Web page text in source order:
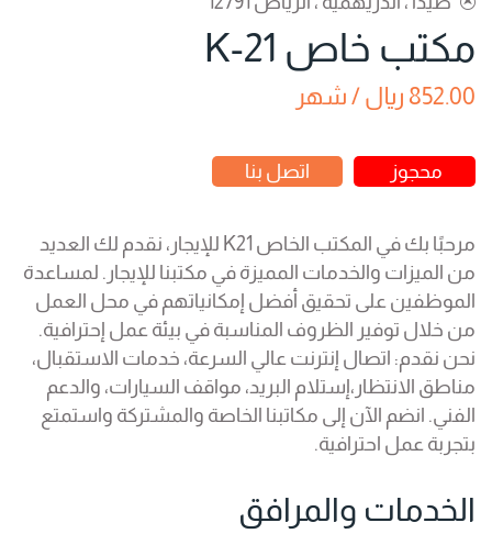
مكتب خاص K-21
852.00 ريال / شهر
محجوز اتصل بنا
مرحبًا بك في المكتب الخاص K21 للإيجار، نقدم لك العديد
من الميزات والخدمات المميزة في مكتبنا للإيجار. لمساعدة
الموظفين على تحقيق أفضل إمكانياتهم في محل العمل
من خلال توفير الظروف المناسبة في بيئة عمل إحترافية.
نحن نقدم: اتصال إنترنت عالي السرعة، خدمات الاستقبال،
مناطق الانتظار،إستلام البريد، مواقف السيارات، والدعم
الفني. انضم الآن إلى مكاتبنا الخاصة والمشتركة واستمتع
بتجربة عمل احترافية.
الخدمات والمرافق